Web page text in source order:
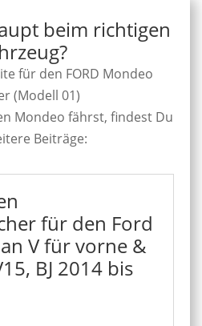
beim richtigen
für den FORD Mondeo
(Modell 01)
Mondeo fährst, findest Du
Beiträge:
für den Ford
V für vorne &
BJ 2014 bis